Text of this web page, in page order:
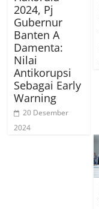
2024, Pj
Gubernur
Banten A
Damenta:
Nilai
Antikorupsi
Sebagai Early
Warning
20 Desember
2024